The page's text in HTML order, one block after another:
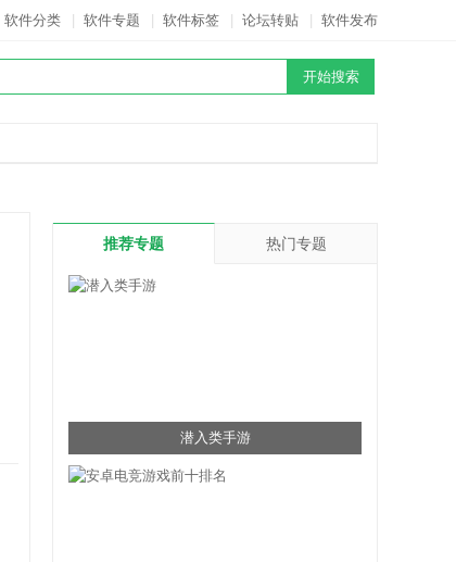
软件分类 软件专题 软件标签 论坛转贴 软件发布
推荐专题 热门专题
潜入类手游